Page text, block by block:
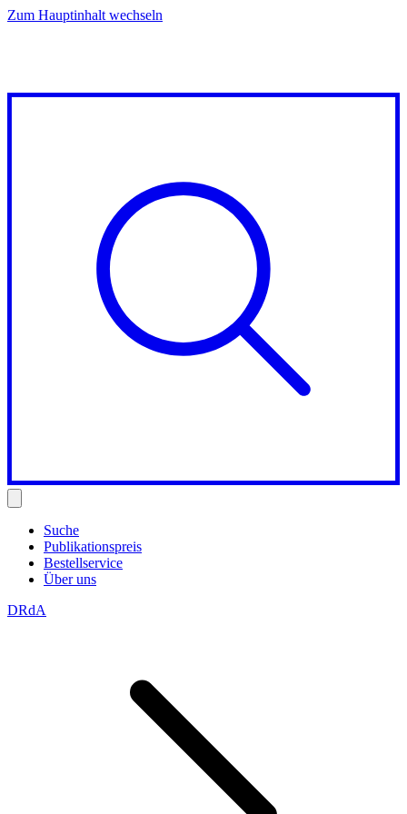
Zum Hauptinhalt wechseln
Suche
Publikationspreis
Bestellservice
Über uns
DRdA